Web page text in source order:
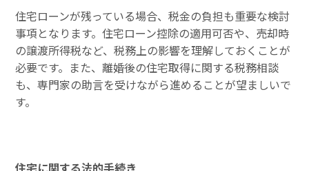
住宅ローンが残っている場合、税金の負担も重要な検討
事項となります。住宅ローン控除の適用可否や、売却時
の譲渡所得税など、税務上の影響を理解しておくことが
必要です。また、離婚後の住宅取得に関する税務相談
も、専門家の助言を受けながら進めることが望ましいで
す。
住宅に関する法的手続き